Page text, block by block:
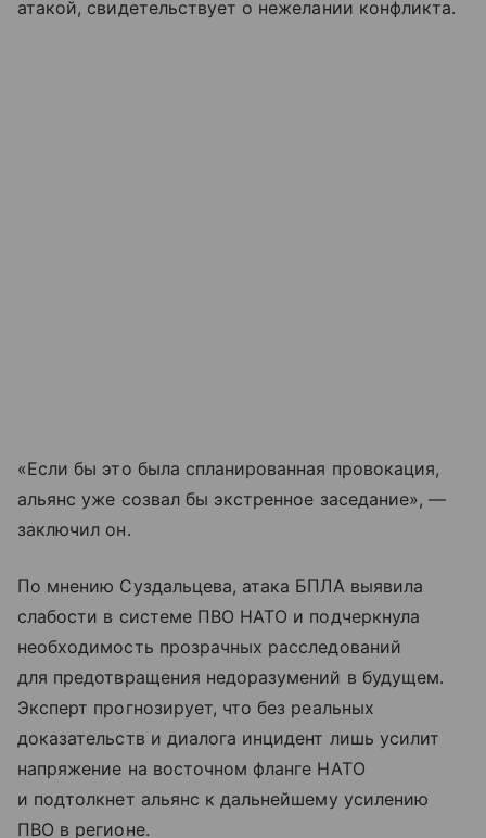
атакой, свидетельствует о нежелании конфликта.
«Если бы это была спланированная провокация,
альянс уже созвал бы экстренное заседание», —
заключил он.
По мнению Суздальцева, атака БПЛА выявила
слабости в системе ПВО НАТО и подчеркнула
необходимость прозрачных расследований
для предотвращения недоразумений в будущем.
Эксперт прогнозирует, что без реальных
доказательств и диалога инцидент лишь усилит
напряжение на восточном фланге НАТО
и подтолкнет альянс к дальнейшему усилению
ПВО в регионе.